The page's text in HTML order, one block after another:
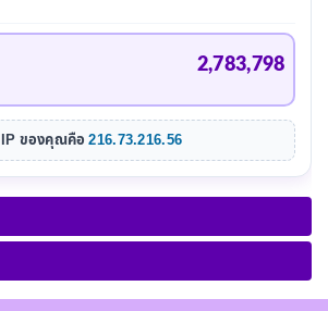
2,783,798
IP ของคุณคือ216.73.216.56